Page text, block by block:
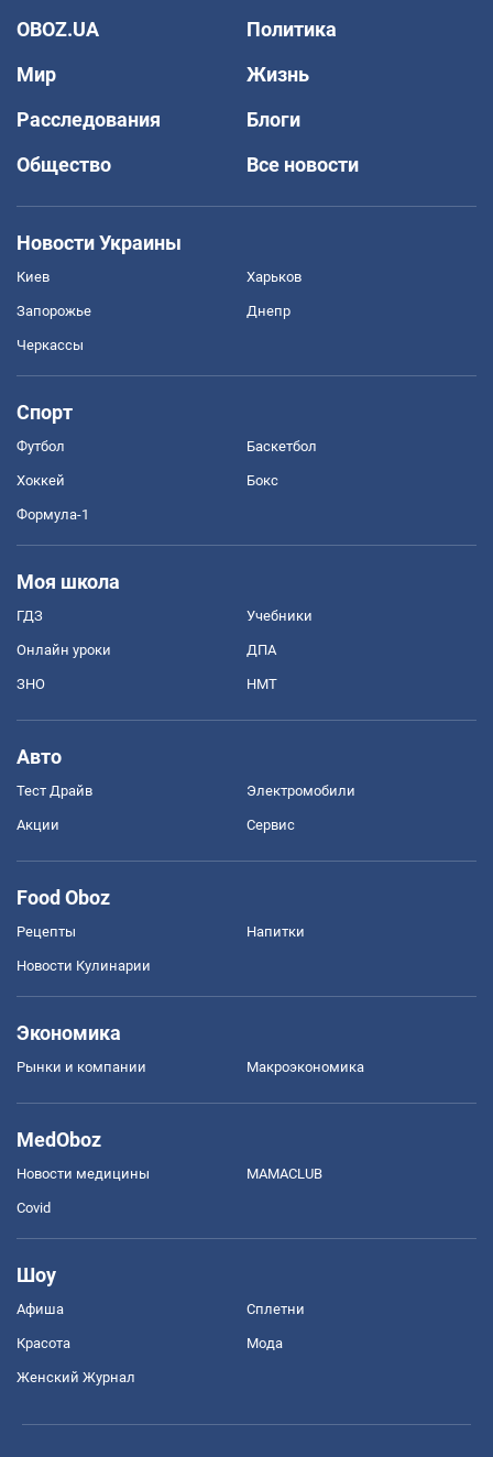
OBOZ.UA
Политика
Мир
Жизнь
Расследования
Блоги
Общество
Все новости
Новости Украины
Киев Харьков
Запорожье Днепр
Черкассы
Спорт
Футбол Баскетбол
Хоккей Бокс
Формула-1
Моя школа
ГДЗ Учебники
Онлайн уроки ДПА
ЗНО НМТ
Авто
Тест Драйв Электромобили
Акции Сервис
Food Oboz
Рецепты Напитки
Новости Кулинарии
Экономика
Рынки и компании Mакроэкономика
MedOboz
Новости медицины MAMACLUB
Covid
Шоу
Афиша Сплетни
Красота Мода
Женский Журнал